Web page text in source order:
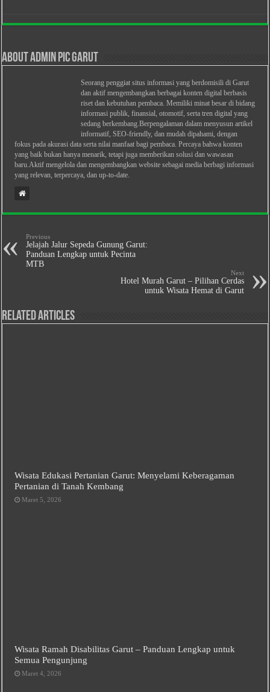
About Admin PIC Garut
Seorang penggiat situs informasi yang berdomisili di Garut
dan aktif mengembangkan berbagai konten digital berbasis
riset dan kebutuhan pembaca. Memiliki minat besar di bidang
informasi publik, finansial, otomotif, serta tren digital yang
sedang berkembang.Berpengalaman dalam menyusun artikel
informatif, SEO-friendly, dan mudah dipahami, dengan
fokus pada akurasi data serta nilai manfaat bagi pembaca. Percaya bahwa konten
yang baik bukan hanya menarik, tetapi juga memberikan solusi dan wawasan
baru.Aktif mengelola dan mengembangkan website sebagai media berbagi informasi
yang relevan, terpercaya, dan up-to-date.
Previous
Jelajah Jalur Sepeda Gunung Garut:
Panduan Lengkap untuk Pecinta
MTB
Next
Hotel Murah Garut – Pilihan Cerdas
untuk Wisata Hemat di Garut
Related Articles
Wisata Edukasi Pertanian Garut: Menyelami Keberagaman
Pertanian di Tanah Kembang
Maret 5, 2026
Wisata Ramah Disabilitas Garut – Panduan Lengkap untuk
Semua Pengunjung
Maret 4, 2026